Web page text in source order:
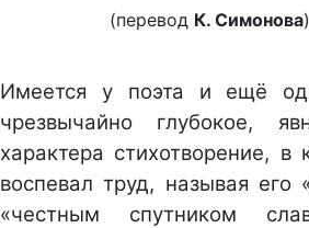
(перевод К. Симонова)
Имеется у поэта и ещё
чрезвычайно глубокое,
характера стихотворение,
воспевал труд, называя его
«честным спутником